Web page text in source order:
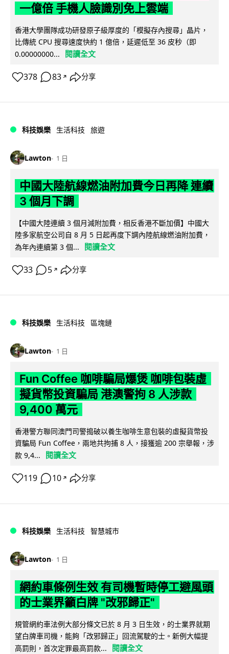
一億倍 手機人臉識別免上雲端
香港大學團隊成功研發原子級厚度的「模擬存內搜尋」晶片，
比傳統 CPU 搜尋速度快約 1 億倍，延遲低至 36 皮秒（即
0.00000000...
閱讀全文
378 83 ↗ 分享
科技娛樂 生活科技 旅遊
Lawton 1 日
中國大陸航線燃油附加費今日再降 連續
3 個月下調
【中國大陸連續 3 個月減附加費，相反香港不斷加價】中國大
陸多家航空公司自 8 月 5 日起再度下調內陸航線燃油附加費，
為年內連續第 3 個...
閱讀全文
33 5 ↗ 分享
科技娛樂 生活科技 區塊鏈
Lawton 1 日
Fun Coffee 咖啡騙局爆煲 咖啡包裝虛
擬貨幣投資騙局 港澳警拘 8 人涉款
9,400 萬元
香港警方聯同澳門司警搗破以養生咖啡生意包裝的虛擬貨幣投
資騙局 Fun Coffee，兩地共拘捕 8 人，接獲逾 200 宗舉報，涉
款 9,4...
閱讀全文
119 10 ↗ 分享
科技娛樂 生活科技 智慧城市
Lawton 1 日
網約車條例生效 有司機暫時停工避風頭
的士業界籲白牌 "改邪歸正"
規管網約車法例大部分條文已於 8 月 3 日生效，的士業界就期
望白牌車司機，能夠「改邪歸正」回流駕駛的士。新例大幅提
高罰則，首次定罪最高罰款...
閱讀全文